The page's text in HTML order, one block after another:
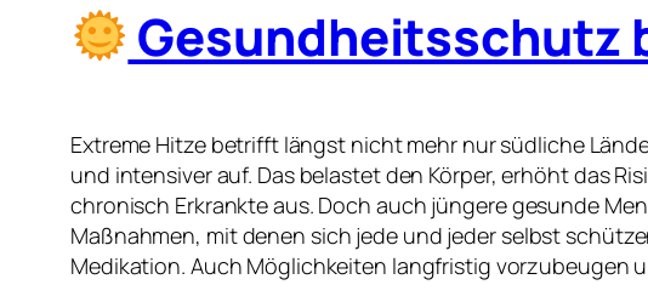
Gesundheitsschutz
Extreme Hitze betrifft längst nicht mehr nur südliche
und intensiver auf. Das belastet den Körper, erhöht das
chronisch Erkrankte aus. Doch auch jüngere gesunde
Maßnahmen, mit denen sich jede und jeder selbst
Medikation. Auch Möglichkeiten langfristig vorzubeugen